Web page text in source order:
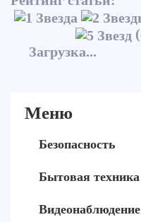
Загрузка...
Меню
Безопасность
Бытовая техника
Видеонаблюдение